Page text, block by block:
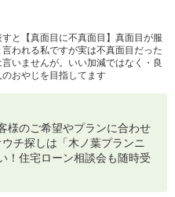
と【真面目に不真面目】真面目が服
われる私ですが実は不真面目だった
いませんが。いい加減ではなく・良
おやじを目指してます
様のご希望やプランに合わせ
チ探しは「木ノ葉プランニ
！住宅ローン相談会も随時受